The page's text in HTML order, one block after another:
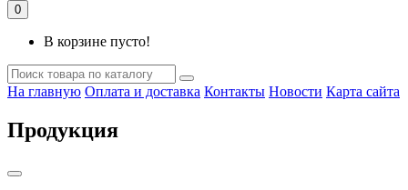
0
В корзине пусто!
На главную Оплата и доставка Контакты Новости Карта сайта
Продукция